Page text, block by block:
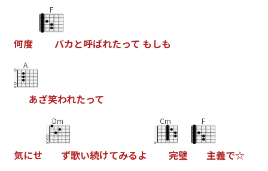
何度
F
バカ と呼ばれたって もしも
A
あざ笑われたって
気にせ
Dm
ず歌い続けてみるよ
Cm
完璧
F
主義で☆